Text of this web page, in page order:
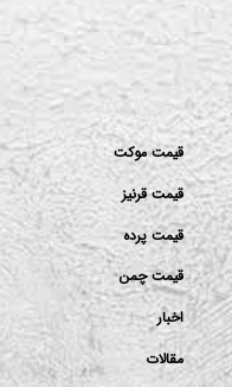
قیمت موکت
قیمت قرنیز
قیمت پرده
قیمت چمن
اخبار
مقالات